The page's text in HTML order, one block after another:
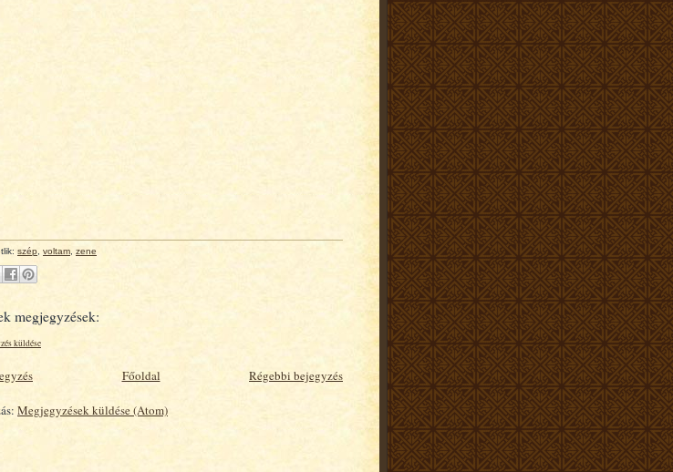
szép voltam zene
megjegyzések:
küldése
Régebbi bejegyzés
Főoldal
Megjegyzések küldése (Atom)